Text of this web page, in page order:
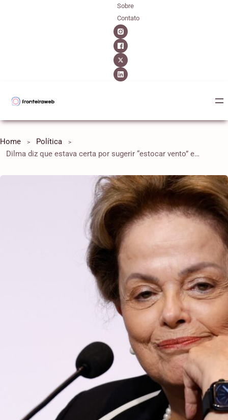
Sobre
Contato
Home
Política
Dilma diz que estava certa por sugerir “estocar vento” em 2015